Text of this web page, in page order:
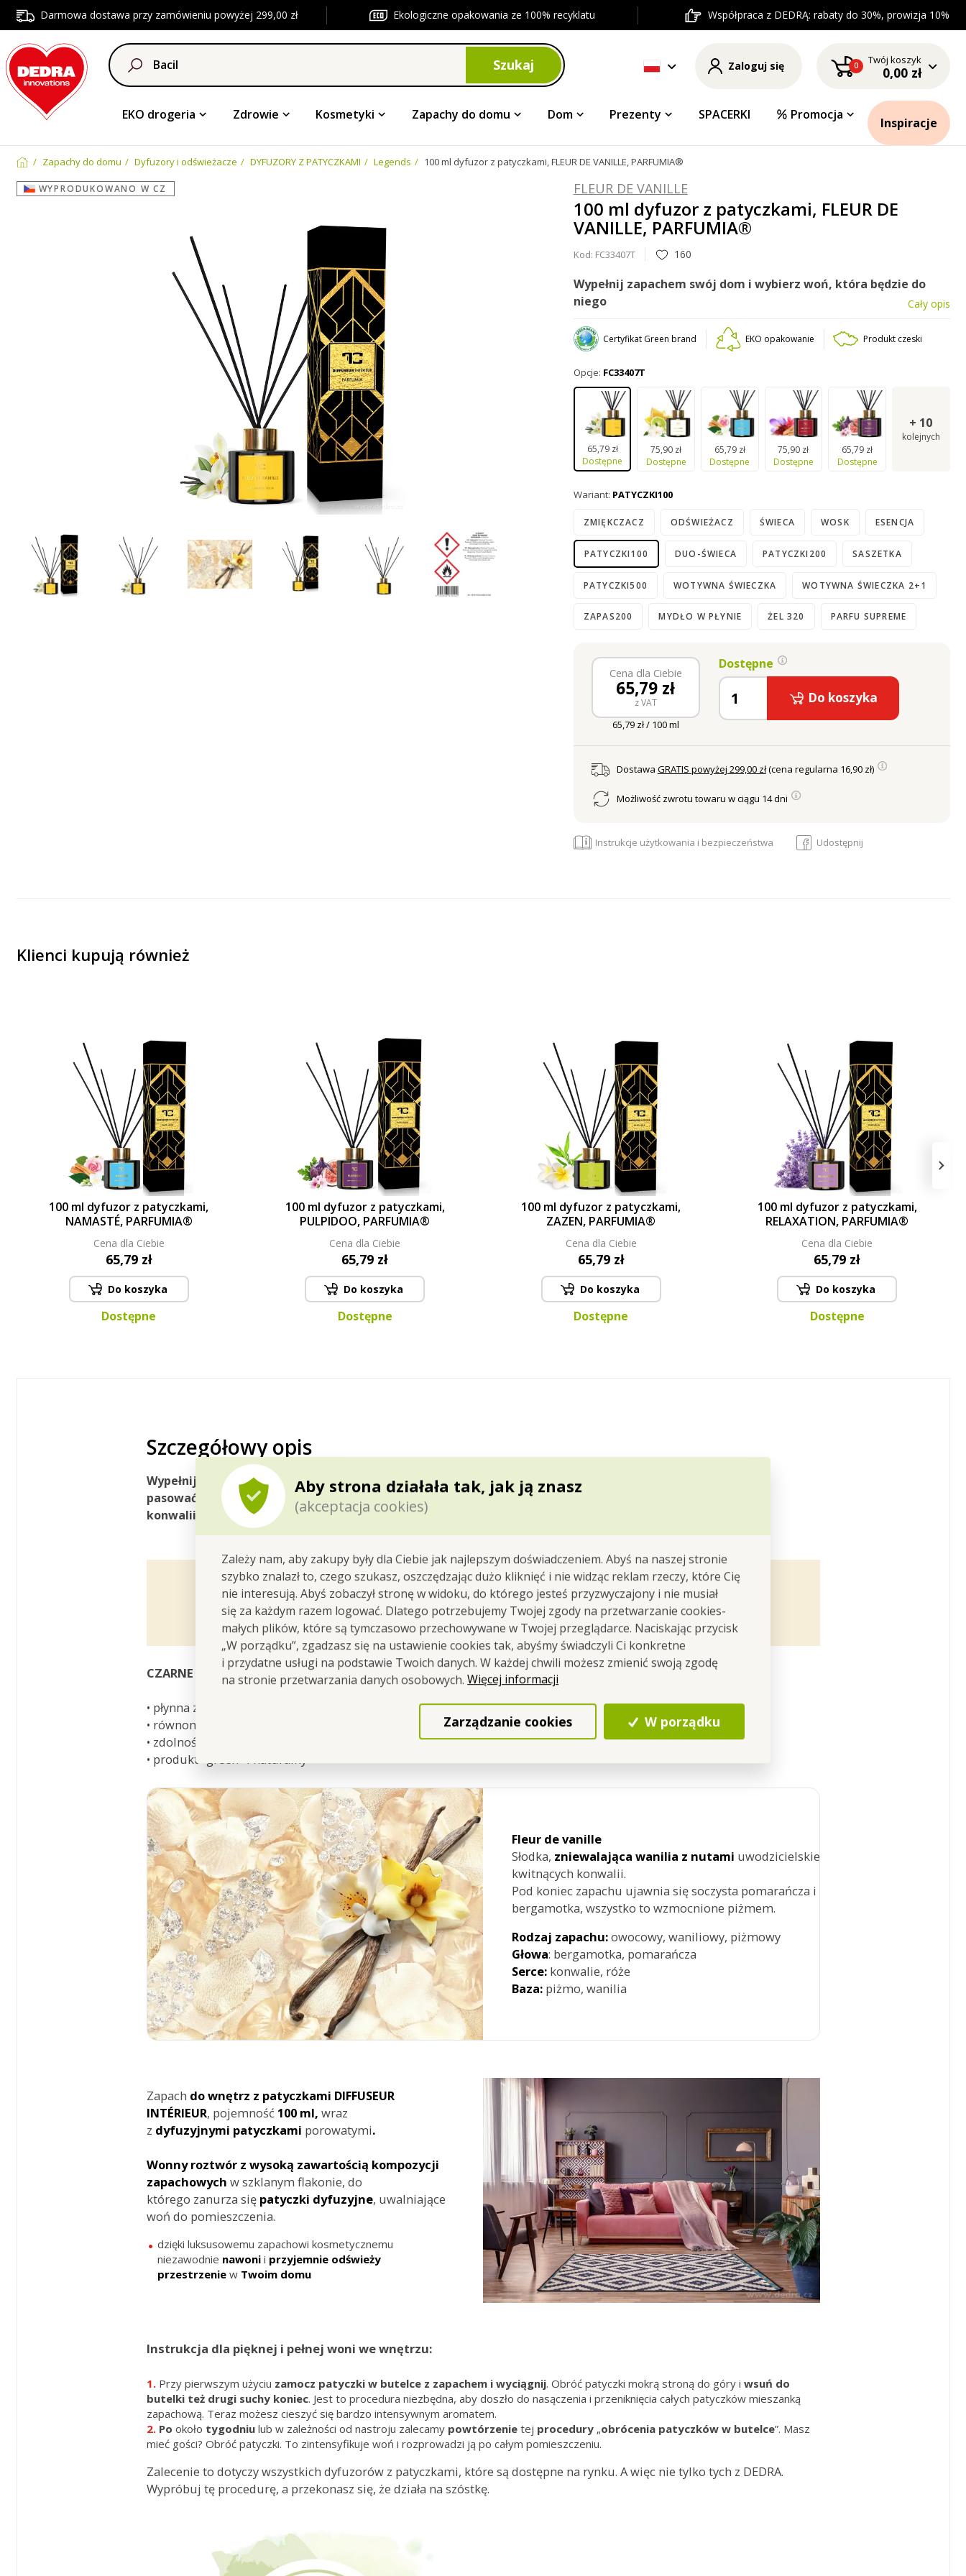
Darmowa dostawa przy zamówieniu powyżej 299,00 zł Ekologiczne opakowania ze 100% recyklatu Współpraca z DEDRĄ: rabaty do 30%, prowizja 10%
Szukaj Zaloguj się 0 Twój koszyk
0,00 zł
EKO drogeria Zdrowie Kosmetyki Zapachy do domu Dom Prezenty SPACERKI Promocja
Inspiracje
Aby strona działała tak, jak ją znasz
(akceptacja cookies)
Zależy nam, aby zakupy były dla Ciebie jak najlepszym doświadczeniem. Abyś na naszej stronie
szybko znalazł to, czego szukasz, oszczędzając dużo kliknięć i nie widząc reklam rzeczy, które Cię
nie interesują. Abyś zobaczył stronę w widoku, do którego jesteś przyzwyczajony i nie musiał
się za każdym razem logować. Dlatego potrzebujemy Twojej zgody na przetwarzanie cookies-
małych plików, które są tymczasowo przechowywane w Twojej przeglądarce. Naciskając przycisk
„W porządku”, zgadzasz się na ustawienie cookies tak, abyśmy świadczyli Ci konkretne
i przydatne usługi na podstawie Twoich danych. W każdej chwili możesz zmienić swoją zgodę
na stronie przetwarzania danych osobowych.Więcej informacji
Zarządzanie cookies W porządku
Zapachy do domu Dyfuzory i odświeżacze DYFUZORY Z PATYCZKAMI Legends 100 ml dyfuzor z patyczkami, FLEUR DE VANILLE, PARFUMIA®
WYPRODUKOWANO W CZ FLEUR DE VANILLE
100 ml dyfuzor z patyczkami, FLEUR DE
VANILLE, PARFUMIA®
Kod: FC33407T 160
Wypełnij zapachem swój dom i wybierz woń, która będzie do
niego
kwitnących konwalii. W atrakcyjnym opakowaniu ze złotym
tłoczeniem.
Cały opis
Certyfikat Green brand EKO opakowanie Produkt czeski
Opcje: FC33407T
65,79 zł
Dostępne
75,90 zł
Dostępne
65,79 zł
Dostępne
75,90 zł
Dostępne
65,79 zł
Dostępne
+ 10
kolejnych
Wariant: PATYCZKI100
ZMIĘKCZACZ ODŚWIEŻACZ ŚWIECA WOSK ESENCJA
PATYCZKI100 DUO-ŚWIECA PATYCZKI200 SASZETKA
PATYCZKI500 WOTYWNA ŚWIECZKA WOTYWNA ŚWIECZKA 2+1
ZAPAS200 MYDŁO W PŁYNIE ŻEL 320 PARFU SUPREME
Cena dla Ciebie
65,79 zł
z VAT
65,79 zł / 100 ml
Dostępne
Do koszyka
Dostawa GRATIS powyżej 299,00 zł(cena regularna 16,90 zł)
Możliwość zwrotu towaru w ciągu 14 dni
Instrukcje użytkowania i bezpieczeństwa Udostępnij
Klienci kupują również
100 ml dyfuzor z patyczkami,
NAMASTÉ, PARFUMIA®
Cena dla Ciebie
65,79 zł
Do koszyka
Dostępne
100 ml dyfuzor z patyczkami,
PULPIDOO, PARFUMIA®
Cena dla Ciebie
65,79 zł
Do koszyka
Dostępne
100 ml dyfuzor z patyczkami,
ZAZEN, PARFUMIA®
Cena dla Ciebie
65,79 zł
Do koszyka
Dostępne
100 ml dyfuzor z patyczkami,
RELAXATION, PARFUMIA®
Cena dla Ciebie
65,79 zł
Do koszyka
Dostępne
›
Szczegółowy opis
Wypełnij zapachem swój dom i wybierz woń, która będzie do niego
pasować
FLEURDEVANILLE słodka, zniewalającawanilia z nutamiuwodzicielskiej
konwalii
W atrakcyjnym opakowaniuze złotym tłoczeniem.
Wypełnij zapachem swój dom i wybierz woń, która nieodzownie będzie do niego pasować! Twój
powitalny aromat powinien odzwierciedlać Ciebie i wszystko co lubisz oraz jaki styl wyznajesz.
CZARNE PATYCZKI DYFUZYJNE:
• płynna zdolność
rozprowadzania zapachu w przestrzeni
• równomierne rozprowadzenie porów dla
stabilnego i spójnego odparowywania
• zdolność pochłaniania dużych ilości cieczy
• produkt "green" i naturalny
Fleur de vanille
Słodka, zniewalająca wanilia z nutami uwodzicielskiej
kwitnących konwalii.
Pod koniec zapachu ujawnia się soczysta pomarańcza i
bergamotka, wszystko to wzmocnione piżmem.
Rodzaj zapachu:owocowy, waniliowy, piżmowy
Głowa: bergamotka, pomarańcza
Serce: konwalie, róże
Baza: piżmo, wanilia
Zapach do wnętrz z patyczkami DIFFUSEUR
INTÉRIEUR, pojemność100 ml, wraz
z dyfuzyjnymi patyczkami porowatymi.
Wonny roztwór z wysoką zawartością kompozycji
zapachowych w szklanym flakonie, do
którego zanurza się patyczki dyfuzyjne, uwalniające
woń do pomieszczenia.
dzięki luksusowemu zapachowi kosmetycznemu
niezawodnie nawoni i przyjemnie odświeży
przestrzeniew Twoim domu
Instrukcja dla pięknej i pełnej woni we wnętrzu:
Przy pierwszym użyciu zamocz patyczki w butelce z zapachem i wyciągnij. Obróć patyczki mokrą stroną do góry i wsuń do
butelki też drugi suchy koniec. Jest to procedura niezbędna, aby doszło do nasączenia i przeniknięcia całych patyczków mieszanką
zapachową. Teraz możesz cieszyć się bardzo intensywnym aromatem.
Po około tygodniu lub w zależności od nastroju zalecamy powtórzenie tej procedury „obrócenia patyczków w butelce”. Masz
mieć gości? Obróć patyczki. To zintensyfikuje woń i rozprowadzi ją po całym pomieszczeniu.
Zalecenie to dotyczy wszystkich dyfuzorów z patyczkami, które są dostępne na rynku. A więc nie tylko tych z DEDRA.
Wypróbuj tę procedurę, a przekonasz się, że działa na szóstkę.